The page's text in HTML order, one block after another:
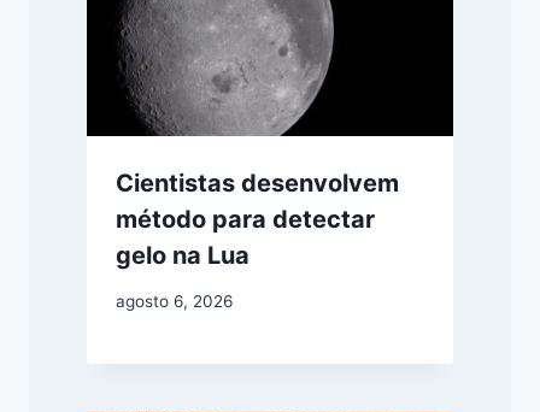
Cientistas desenvolvem
método para detectar
gelo na Lua
agosto 6, 2026